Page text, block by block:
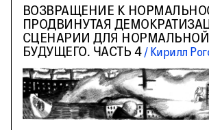
ВОЗВРАЩЕНИЕ К
ПРОДВИНУТАЯ
СЦЕНАРИИ ДЛЯ
БУДУЩЕГО. ЧАСТЬ 4
Кирилл